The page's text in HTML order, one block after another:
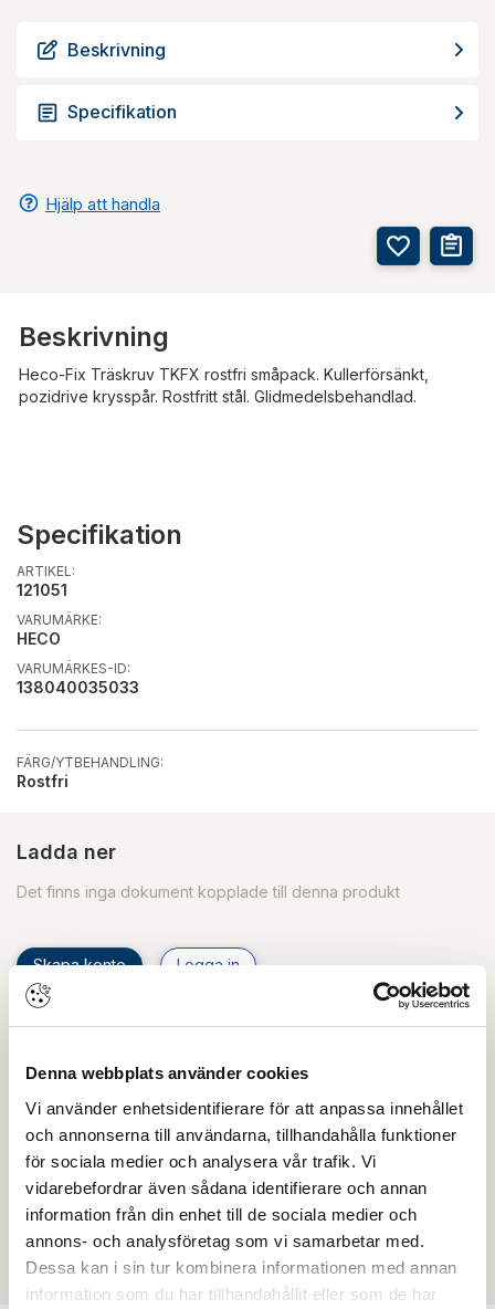
Denna webbplats använder cookies
Vi använder enhetsidentifierare för att anpassa innehållet
och annonserna till användarna, tillhandahålla funktioner
för sociala medier och analysera vår trafik. Vi
vidarebefordrar även sådana identifierare och annan
information från din enhet till de sociala medier och
annons- och analysföretag som vi samarbetar med.
Dessa kan i sin tur kombinera informationen med annan
information som du har tillhandahållit eller som de har
Beskrivning
Specifikation
Hjälp att handla
Beskrivning
Heco-Fix Träskruv TKFX rostfri småpack. Kullerförsänkt,
pozidrive krysspår. Rostfritt stål. Glidmedelsbehandlad.
Specifikation
ARTIKEL:
121051
VARUMÄRKE:
HECO
VARUMÄRKES-ID:
138040035033
FÄRG/YTBEHANDLING:
Rostfri
Ladda ner
Det finns inga dokument kopplade till denna produkt
Skapa konto Logga in
Skapa inloggning, bli företagskund eller logga in för att
produktblad, ritningar, monteringsbeskrivningar samt
övriga dokument.
Filmer
Det finns ännu ingen film för denna produkt